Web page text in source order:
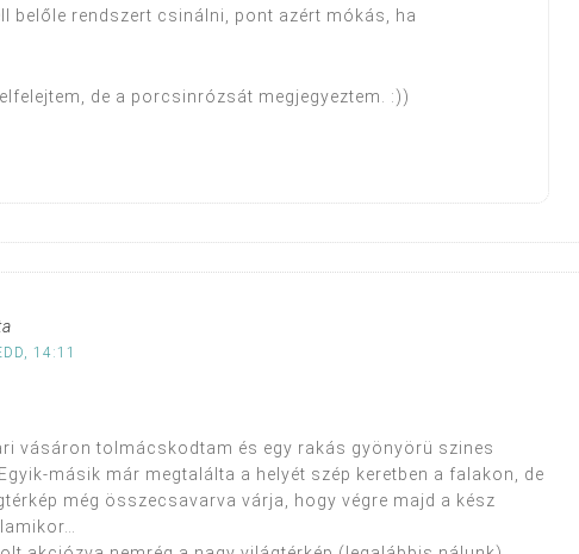
belőle rendszert csinálni, pont azért mókás, ha
de a porcsinrózsát megjegyeztem. :))
14:11
vásáron tolmácskodtam és egy rakás gyönyörü szines
másik már megtalálta a helyét szép keretben a falakon, de
még összecsavarva várja, hogy végre majd a kész